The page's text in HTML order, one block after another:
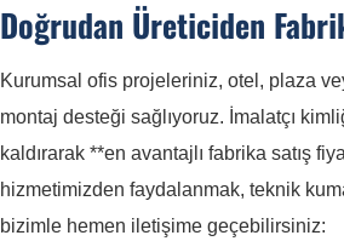
Doğrudan Üreticiden
Kurumsal ofis projeleriniz, otel, plaza
montaj desteği sağlıyoruz. İmalatçı
kaldırarak **en avantajlı fabrika satış
hizmetimizden faydalanmak, teknik
bizimle hemen iletişime geçebilirsiniz: